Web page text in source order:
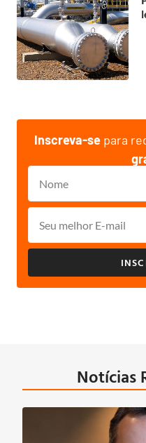
Inscreva-se para
Notícias